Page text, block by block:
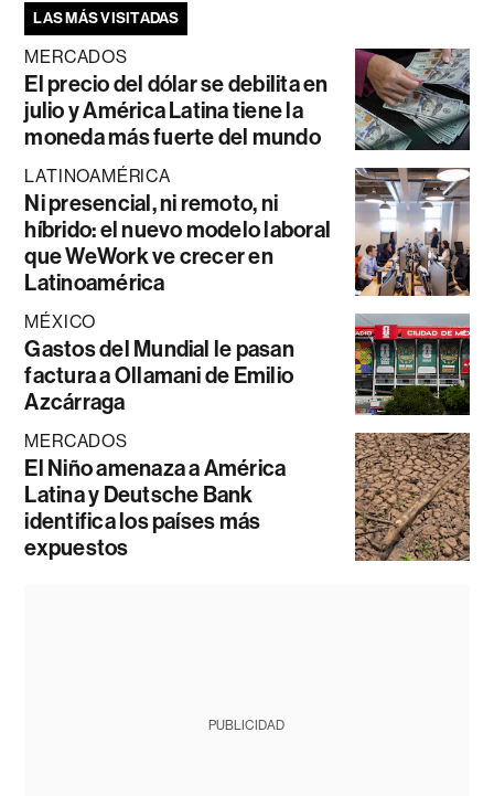
LAS MÁS VISITADAS
MERCADOS
El precio del dólar se debilita en
julio y América Latina tiene la
moneda más fuerte del mundo
LATINOAMÉRICA
Ni presencial, ni remoto, ni
híbrido: el nuevo modelo laboral
que WeWork ve crecer en
Latinoamérica
MÉXICO
Gastos del Mundial le pasan
factura a Ollamani de Emilio
Azcárraga
MERCADOS
El Niño amenaza a América
Latina y Deutsche Bank
identifica los países más
expuestos
PUBLICIDAD